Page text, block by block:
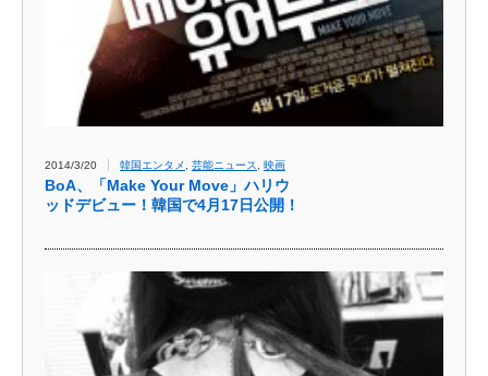
2014/3/20 韓国エンタメ 芸能ニュース 映画
BoA、「Make Your Move」ハリウ
ッドデビュー！韓国で4月17日公開！